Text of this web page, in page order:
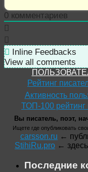
0 комментариев
Inline Feedbacks
View all comments
Рейтинг
Активность
ТОП-100 рейтинг
Вы писатель, поэт,
Ищете где опубликовать
carsson.ru ←
StihiRu.pro ←
Последние